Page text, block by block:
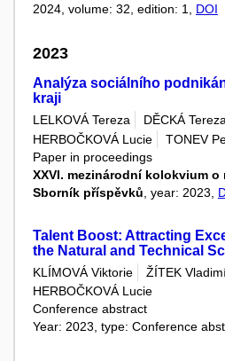
2024, volume: 32, edition: 1, DOI
2023
Analýza sociálního
kraji
LELKOVÁ Tereza
DĚCKÁ
HERBOČKOVÁ Lucie
TONEV
Paper in proceedings
XXVI. mezinárodní kolokvium
Sborník příspěvků , year: 2023,
Talent Boost: Attracting
the Natural and Technical
KLÍMOVÁ Viktorie
ŽÍTEK
HERBOČKOVÁ Lucie
Conference abstract
Year: 2023, type: Conference